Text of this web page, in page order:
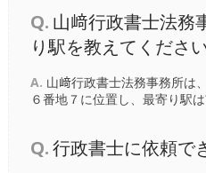
Q. 山﨑行政書士法務
り駅を教えてください
A. 山﨑行政書士法務事務所は
６番地７に位置し、最寄り駅は
Q.行政書士に依頼で